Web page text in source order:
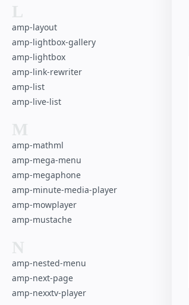
L
amp-layout
amp-lightbox-gallery
amp-lightbox
amp-link-rewriter
amp-list
amp-live-list
M
amp-mathml
amp-mega-menu
amp-megaphone
amp-minute-media-player
amp-mowplayer
amp-mustache
N
amp-nested-menu
amp-next-page
amp-nexxtv-player